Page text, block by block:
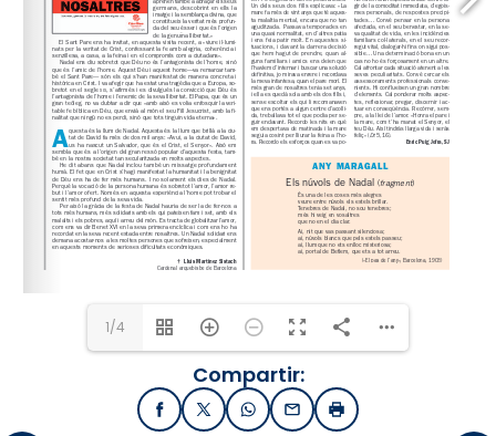
1/4
Compartir:
FacebookX / TwitterWhatsApp
EmailImprimir